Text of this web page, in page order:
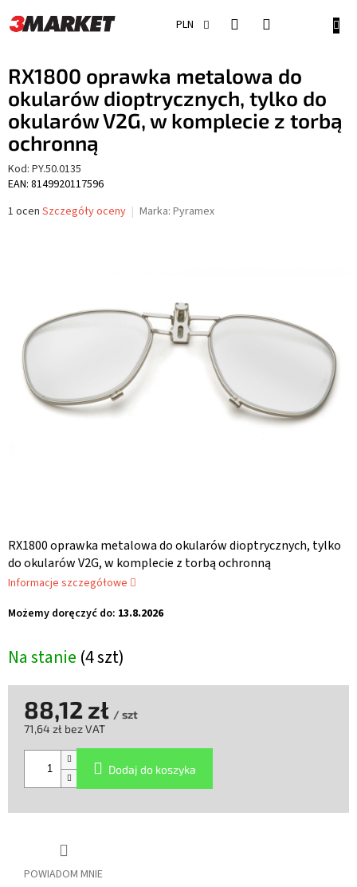
do
treści
PLN
RX1800 oprawka metalowa do
okularów dioptrycznych, tylko do
okularów V2G, w komplecie z torbą
ochronną
Kod: PY.50.0135
EAN: 8149920117596
Średnia
gwiazdek.
1 ocen Szczegóły oceny Marka: Pyramex
Na stanie (4 szt)
Możemy doręczyć do: 13.8.2026
RX1800 oprawka metalowa do okularów dioptrycznych, tylko
do okularów V2G, w komplecie z torbą ochronną
Informacje szczegółowe
POWIADOM MNIE
88,12 zł / szt
71,64 zł bez VAT
jednostkowa:
Dodaj do koszyka